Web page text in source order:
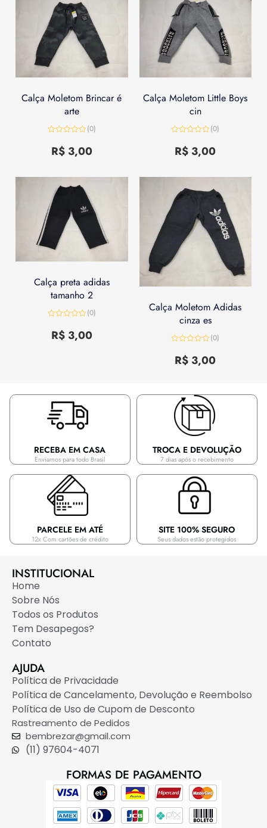
Calça Moletom Brincar é
arte
de
(0)
R$3,00
Calça Moletom Little Boys
cin
de
(0)
R$ 3,00
Calça preta adidas
tamanho 2
de
(0)
R$3,00
Calça Moletom Adidas
cinza es
de
(0)
R$ 3,00
RECEBA EM CASA
Enviamos para todo Brasil
TROCA E DEVOLUÇÃO
7 dias após o recebimento
PARCELE EM ATÉ
12x Com cartões de crédito
SITE 100% SEGURO
Seus dados estão protegidos
INSTITUCIONAL
Home
Sobre Nós
Todos os Produtos
Tem Desapegos?
Contato
AJUDA
Política de Privacidade
Política de Cancelamento, Devolução e Reembolso
Política de Uso de Cupom de Desconto
Rastreamento de Pedidos
bembrezar@gmail.com
(11) 97604-4071
FORMAS DE PAGAMENTO